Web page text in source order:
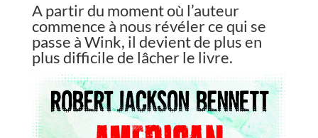
A partir du moment où l’auteur
commence à nous révéler ce qui se
passe à Wink, il devient de plus en
plus difficile de lâcher le livre.